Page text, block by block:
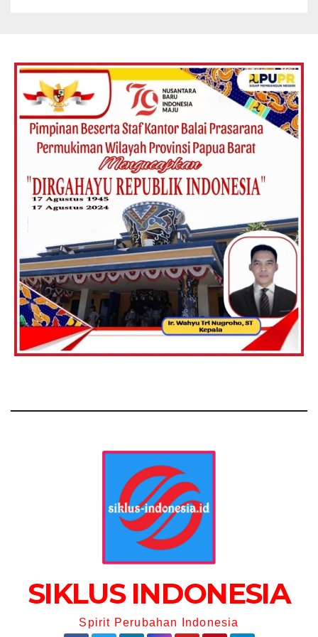
SIKLUS INDONESIA
Spirit Perubahan Indonesia